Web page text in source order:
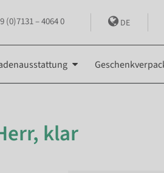
(0)7131 – 4064 0 DE
klar